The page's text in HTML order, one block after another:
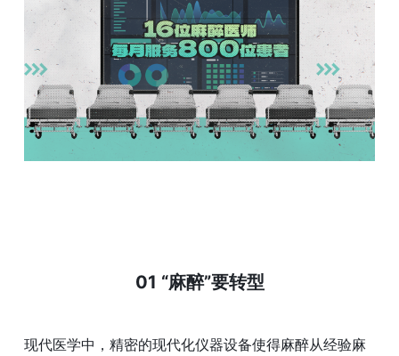
01 “麻醉”要转型
现代医学中，精密的现代化仪器设备使得麻醉从经验麻